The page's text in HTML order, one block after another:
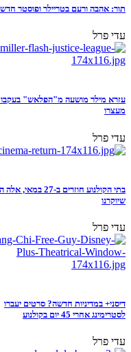
תור: אהבה ורעם בטריילר ופוסטר
עדי פרל
עזרא מילר מושעה מ"הפלאש"
מעצרו
עדי פרל
בתי הקולנוע חוזרים ב-27
שיוקרנו
עדי פרל
דיסני+ במדיניות חדשה? סרטים יעברו
לסטרימינג אחרי 45 יום בקולנוע
עדי פרל